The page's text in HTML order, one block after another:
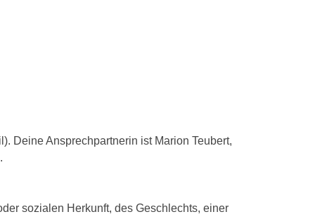
Deine Ansprechpartnerin ist Marion Teubert,
sozialen Herkunft, des Geschlechts, einer